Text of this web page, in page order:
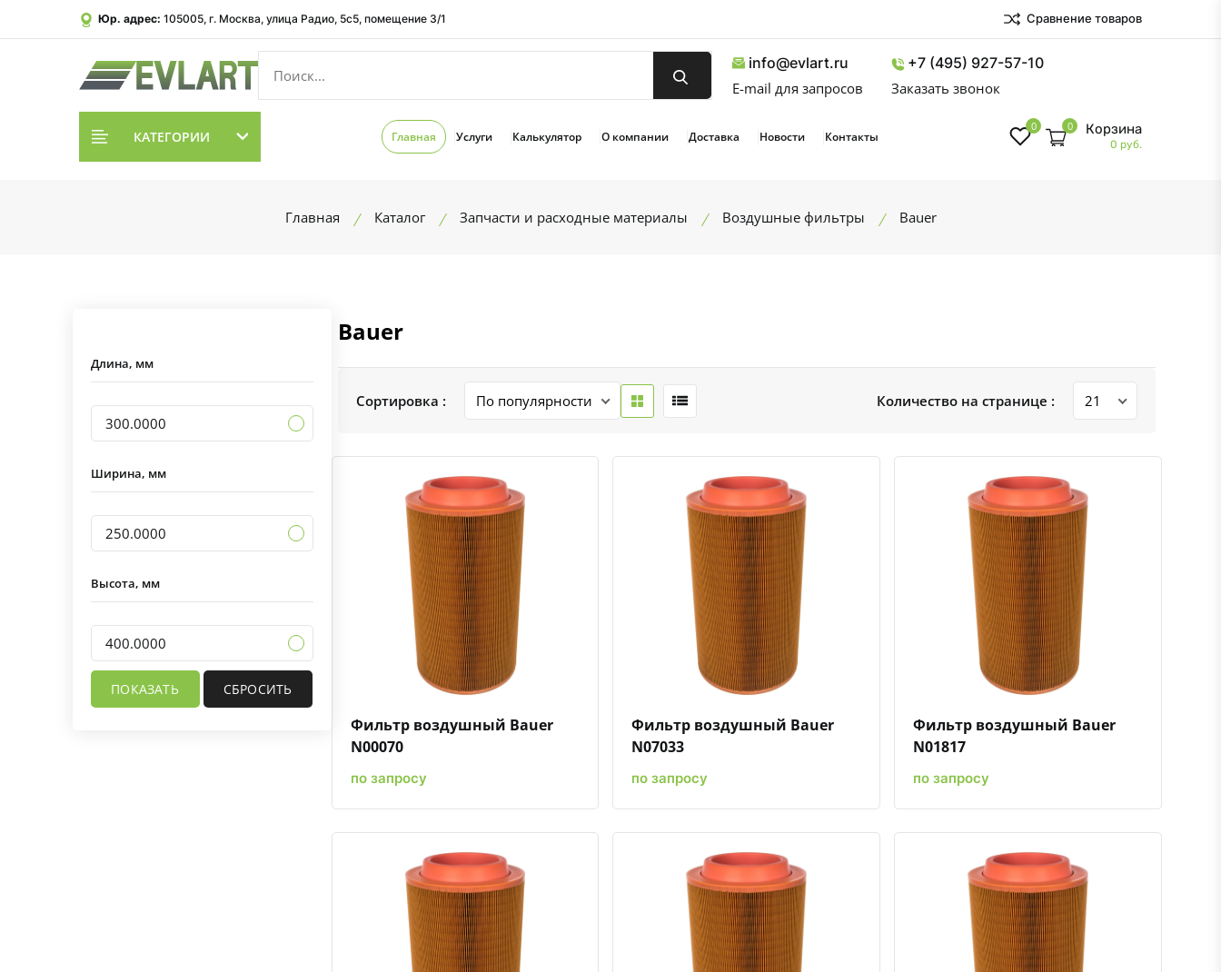
Юр. адрес: 105005, г. Москва, улица Радио, 5с5, помещение 3/1 Сравнение товаров
info@evlart.ru
E-mail для запросов
+7 (495) 927-57-10
Заказать звонок
КАТЕГОРИИ Главная Услуги Калькулятор О компании Доставка Новости Контакты
0 0 Корзина
0 руб.
Главная Каталог Запчасти и расходные материалы Воздушные фильтры Bauer
Длина, мм
300.0000
Ширина, мм
250.0000
Высота, мм
400.0000
Bauer
Сортировка : Количество на странице :
Быстрый просмотрДобавить к сравнениюДобавить в избранное
Фильтр воздушный Bauer
N00070
по запросу
Быстрый просмотрДобавить к сравнениюДобавить в избранное
Фильтр воздушный Bauer
N07033
по запросу
Быстрый просмотрДобавить к сравнениюДобавить в избранное
Фильтр воздушный Bauer
N01817
по запросу